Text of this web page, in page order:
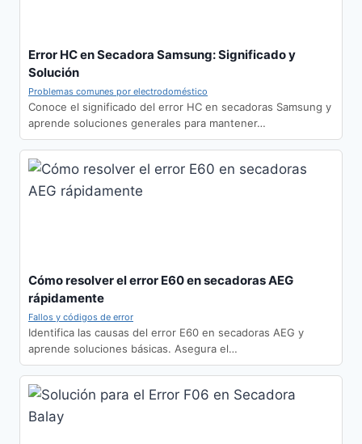
Error HC en Secadora Samsung: Significado y
Solución
Problemas comunes por electrodoméstico
Conoce el significado del error HC en secadoras Samsung y
aprende soluciones generales para mantener…
Cómo resolver el error E60 en secadoras AEG
rápidamente
Fallos y códigos de error
Identifica las causas del error E60 en secadoras AEG y
aprende soluciones básicas. Asegura el…